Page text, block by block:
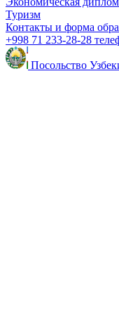
Туризм
Контакты и форма
+998 71 233-28-28
Посольство